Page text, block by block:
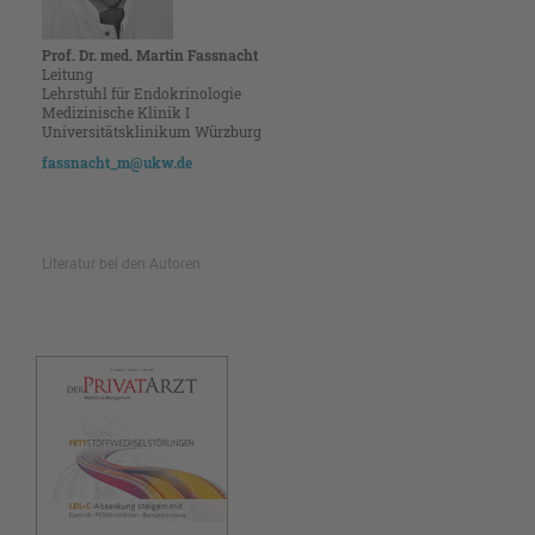
Prof. Dr. med. Martin Fassnacht
Leitung
Lehrstuhl für Endokrinologie
Medizinische Klinik I
Universitätsklinikum Würzburg
fassnacht_m@ukw.de
Literatur bei den Autoren